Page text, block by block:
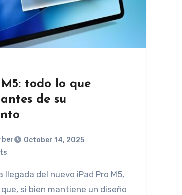
todo lo que
de su
October 14, 2025
si bien mantiene un diseño